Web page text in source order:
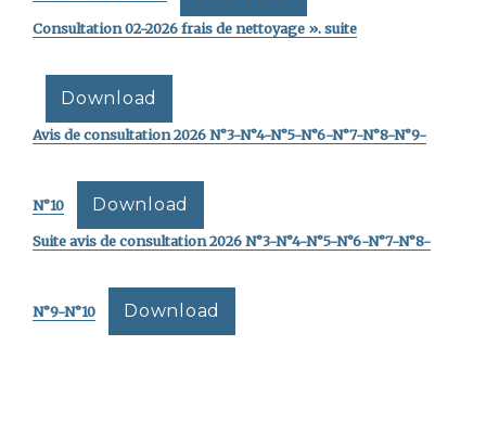
Consultation 02-2026 frais de nettoyage ». suite
Download
Avis de consultation 2026 N°3-N°4-N°5-N°6-N°7-N°8-N°9-
N°10 Download
Suite avis de consultation 2026 N°3-N°4-N°5-N°6-N°7-N°8-
N°9-N°10 Download